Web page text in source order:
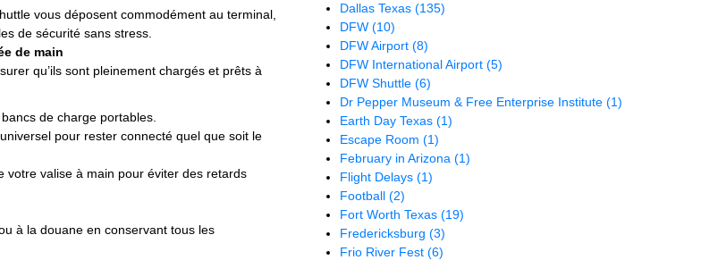
vous déposent commodément au terminal,
de sécurité sans stress.
de main
qu’ils sont pleinement chargés et prêts à
de charge portables.
pour rester connecté quel que soit le
votre valise à main pour éviter des retards
à la douane en conservant tous les
Dallas Texas(135)
DFW(10)
DFW Airport(8)
DFW International Airport(5)
DFW Shuttle(6)
Dr Pepper Museum & Free Enterprise Institute(1)
Earth Day Texas(1)
Escape Room(1)
February in Arizona(1)
Flight Delays(1)
Football(2)
Fort Worth Texas(19)
Fredericksburg(3)
Frio River Fest(6)